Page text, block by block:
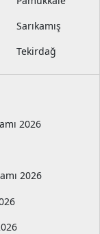
Sarıkamış
Tekirdağ
2026
2026